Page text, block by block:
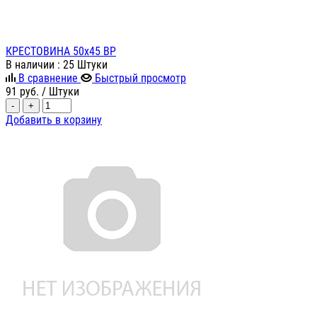
КРЕСТОВИНА 50х45 ВР
В наличии : 25 Штуки
В сравнение
Быстрый просмотр
91 руб. / Штуки
- +
Добавить в корзину